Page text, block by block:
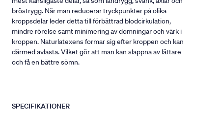
bröstrygg. När man reducerar tryckpunkter på olika
kroppsdelar leder detta till förbättrad blodcirkulation,
mindre rörelse samt minimering av domningar och värk i
kroppen. Naturlatexens formar sig efter kroppen och kan
därmed avlasta. Vilket gör att man kan slappna av lättare
och få en bättre sömn.
SPECIFIKATIONER